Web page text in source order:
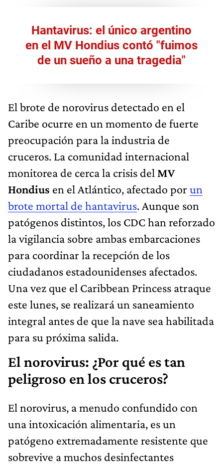
Hantavirus: el único argentino
en el MV Hondius contó "fuimos
de un sueño a una tragedia"
El brote de norovirus detectado en el
Caribe ocurre en un momento de fuerte
preocupación para la industria de
cruceros. La comunidad internacional
monitorea de cerca la crisis del MV
Hondius en el Atlántico, afectado por un
brote mortal de hantavirus. Aunque son
patógenos distintos, los CDC han reforzado
la vigilancia sobre ambas embarcaciones
para coordinar la recepción de los
ciudadanos estadounidenses afectados.
Una vez que el Caribbean Princess atraque
este lunes, se realizará un saneamiento
integral antes de que la nave sea habilitada
para su próxima salida.
El norovirus: ¿Por qué es tan
peligroso en los cruceros?
El norovirus, a menudo confundido con
una intoxicación alimentaria, es un
patógeno extremadamente resistente que
sobrevive a muchos desinfectantes